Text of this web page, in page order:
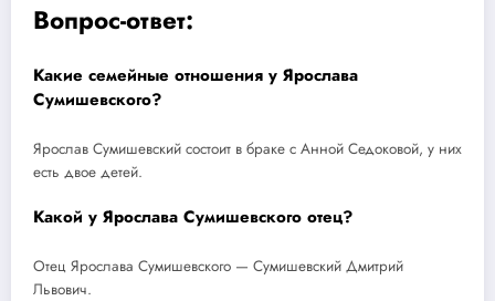
Вопрос-ответ:
Какие семейные отношения у Ярослава
Сумишевского?
Ярослав Сумишевский состоит в браке с Анной Седоковой, у них
есть двое детей.
Какой у Ярослава Сумишевского отец?
Отец Ярослава Сумишевского — Сумишевский Дмитрий
Львович.